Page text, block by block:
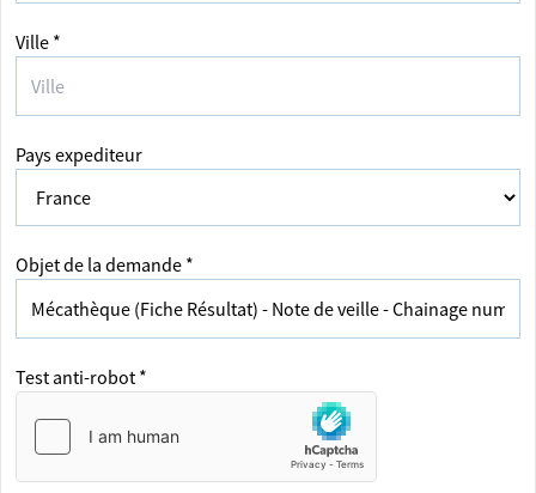
Ville *
Pays expediteur
Objet de la demande *
Test anti-robot *